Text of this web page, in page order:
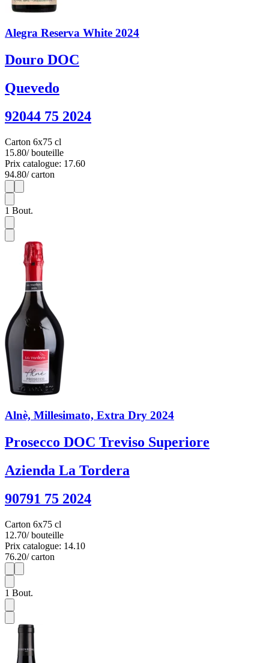
Alegra Reserva White 2024
Douro DOC
Quevedo
92044 75 2024
Carton 6x75 cl
15.80/ bouteille
Prix catalogue: 17.60
94.80/ carton
1
1 Bout.
Alnè, Millesimato, Extra Dry 2024
Prosecco DOC Treviso Superiore
Azienda La Tordera
90791 75 2024
Carton 6x75 cl
12.70/ bouteille
Prix catalogue: 14.10
76.20/ carton
1
1 Bout.